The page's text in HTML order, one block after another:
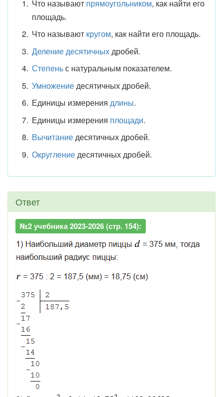
Что называют прямоугольником, как найти его
площадь.
Что называют кругом, как найти его площадь.
Деление десятичныхдробей.
Степеньс натуральным показателем.
Умножениедесятичных дробей.
Единицы измерения длины.
Единицы измерения площади.
Вычитаниедесятичных дробей.
Округлениедесятичных дробей.
Ответ
№2 учебника 2023-2026 (стр. 154):